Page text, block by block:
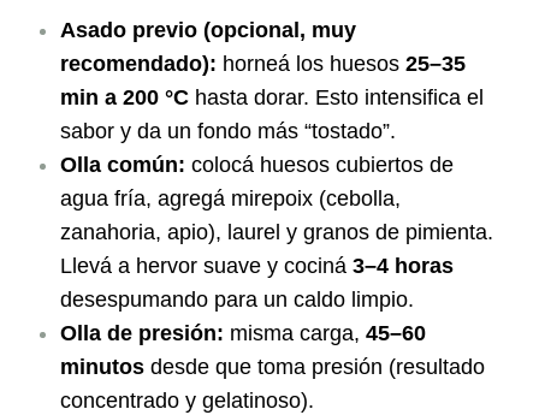
Asado previo (opcional, muy
recomendado): horneá los huesos 25–35
min a 200 °C hasta dorar. Esto intensifica el
sabor y da un fondo más “tostado”.
Olla común: colocá huesos cubiertos de
agua fría, agregá mirepoix (cebolla,
zanahoria, apio), laurel y granos de pimienta.
Llevá a hervor suave y cociná 3–4 horas
desespumando para un caldo limpio.
Olla de presión: misma carga, 45–60
minutos desde que toma presión (resultado
concentrado y gelatinoso).